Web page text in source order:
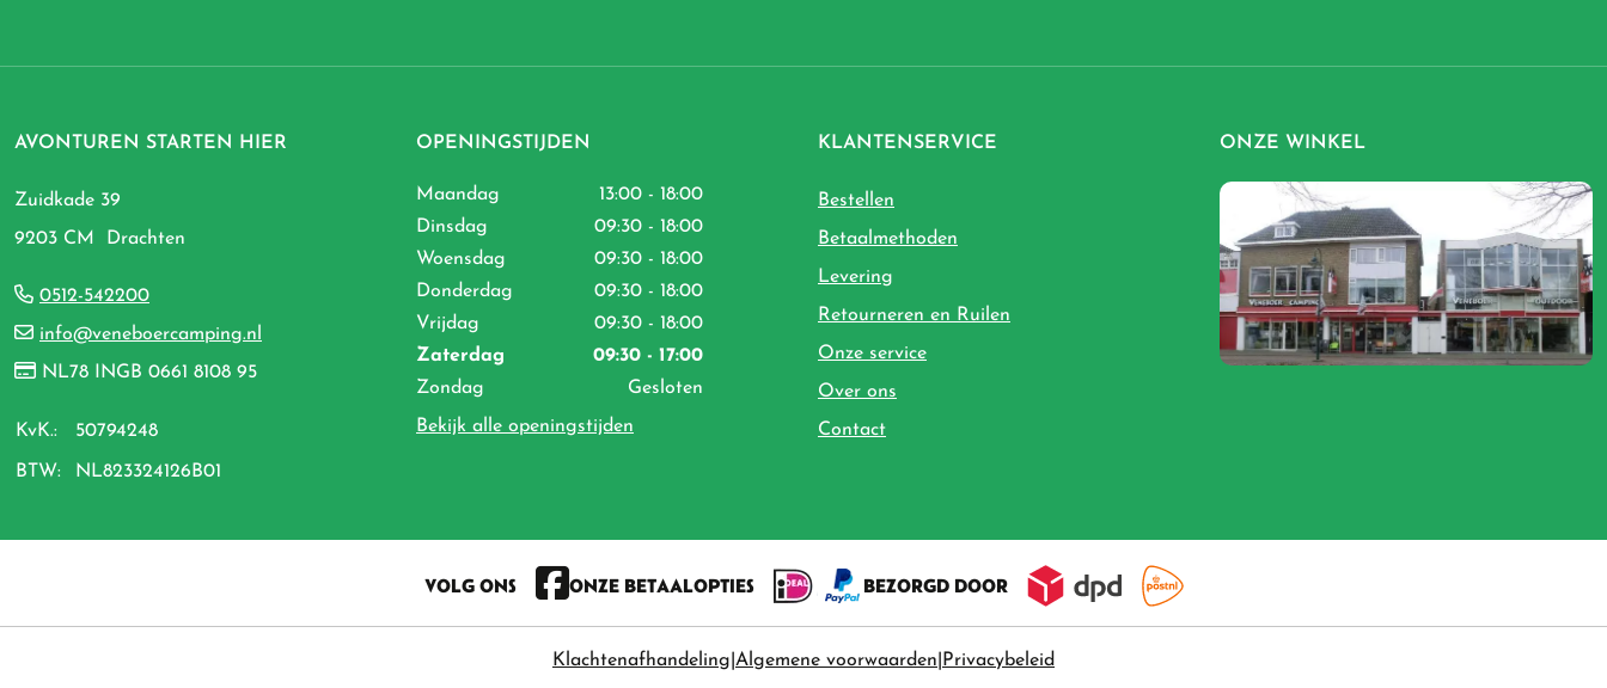
AVONTUREN STARTEN HIER
Zuidkade 39
9203 CM Drachten
0512-542200
info@veneboercamping.nl
NL78 INGB 0661 8108 95
KvK.: 50794248
BTW: NL823324126B01
OPENINGSTIJDEN
Maandag
13:00 - 18:00
Dinsdag
09:30 - 18:00
Woensdag
09:30 - 18:00
Donderdag
09:30 - 18:00
Vrijdag
09:30 - 18:00
Zaterdag
09:30 - 17:00
Zondag
Gesloten
Bekijk alle openingstijden
KLANTENSERVICE
Bestellen
Betaalmethoden
Levering
Retourneren en Ruilen
Onze service
Over ons
Contact
ONZE WINKEL
VOLG ONS ONZE BETAALOPTIES BEZORGD DOOR
Klachtenafhandeling Algemene voorwaarden Privacybeleid